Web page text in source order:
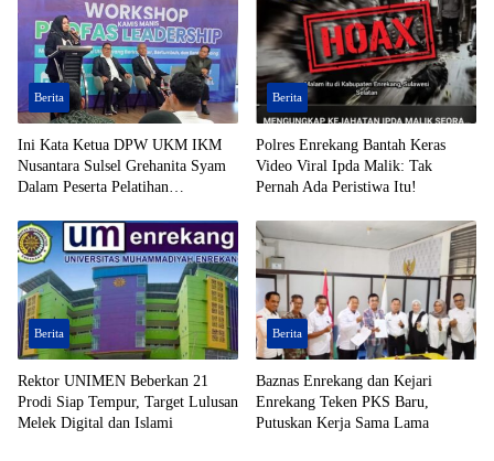
Berita
Ini Kata Ketua DPW UKM IKM
Nusantara Sulsel Grehanita Syam
Dalam Peserta Pelatihan
Berita
Polres Enrekang Bantah Keras
Video Viral Ipda Malik: Tak
Pernah Ada Peristiwa Itu!
Berita
Rektor UNIMEN Beberkan 21
Prodi Siap Tempur, Target Lulusan
Melek Digital dan Islami
Berita
Baznas Enrekang dan Kejari
Enrekang Teken PKS Baru,
Putuskan Kerja Sama Lama